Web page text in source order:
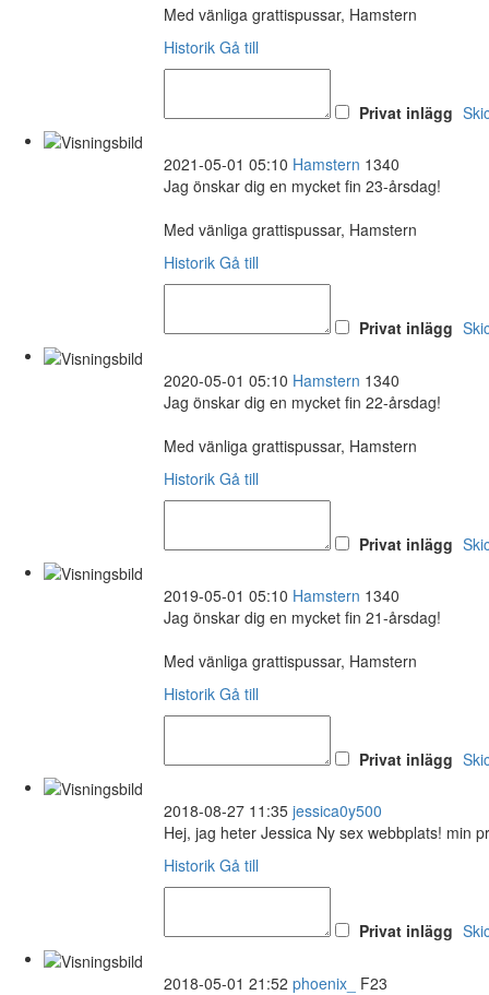
Med vänliga grattispussar, Hamstern
Historik Gå till
Privat inlägg
2021-05-01 05:10 Hamstern 1340
Jag önskar dig en mycket fin 23-årsdag!
Med vänliga grattispussar, Hamstern
Historik Gå till
Privat inlägg
2020-05-01 05:10 Hamstern 1340
Jag önskar dig en mycket fin 22-årsdag!
Med vänliga grattispussar, Hamstern
Historik Gå till
Privat inlägg
2019-05-01 05:10 Hamstern 1340
Jag önskar dig en mycket fin 21-årsdag!
Med vänliga grattispussar, Hamstern
Historik Gå till
Privat inlägg
2018-08-27 11:35 jessica0y500
Hej, jag heter Jessica Ny sex webbplats! min
Historik Gå till
Privat inlägg
2018-05-01 21:52 phoenix_
F23